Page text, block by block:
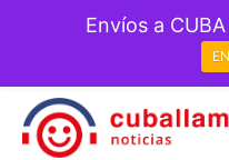
Envíos a